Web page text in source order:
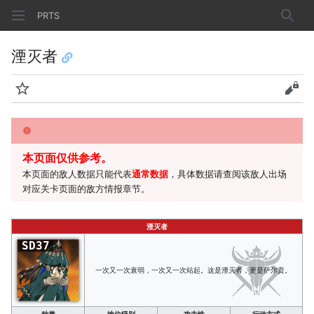
PRTS 搜索
湮灭者
监视 查看
本页面仅供参考。
本页面的敌人数据只能代表通常数据 ，具体数据请查阅该敌人出场
对应关卡页面的敌方情报章节。
湮灭者
SD37
一次又一次衰弱，一次又一次站起。这是湮灭者，更是萨尔贡。